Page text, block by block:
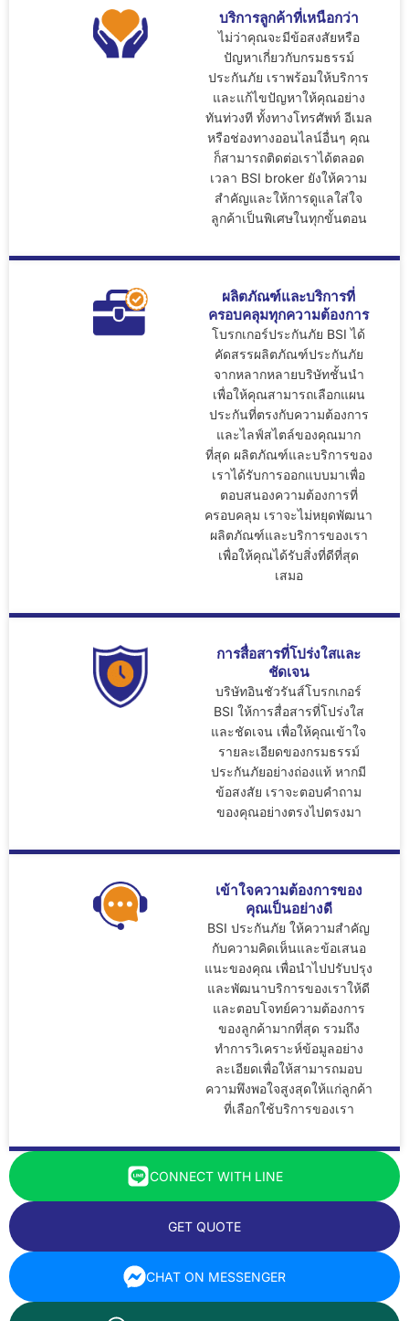
บริการลูกค้าที่เหนือกว่า
ไม่ว่าคุณจะมีข้อสงสัยหรือ
ปัญหาเกี่ยวกับกรมธรรม์
ประกันภัย เราพร้อมให้บริการ
และแก้ไขปัญหาให้คุณอย่าง
ทันท่วงที ทั้งทางโทรศัพท์ อีเมล
หรือช่องทางออนไลน์อื่นๆ คุณ
ก็สามารถติดต่อเราได้ตลอด
เวลา BSI broker ยังให้ความ
สำคัญและให้การดูแลใส่ใจ
ลูกค้าเป็นพิเศษในทุกขั้นตอน
ผลิตภัณฑ์และบริการที่
ครอบคลุมทุกความต้องการ
โบรกเกอร์ประกันภัย BSI ได้
คัดสรรผลิตภัณฑ์ประกันภัย
จากหลากหลายบริษัทชั้นนำ
เพื่อให้คุณสามารถเลือกแผน
ประกันที่ตรงกับความต้องการ
และไลฟ์สไตล์ของคุณมาก
ที่สุด ผลิตภัณฑ์และบริการของ
เราได้รับการออกแบบมาเพื่อ
ตอบสนองความต้องการที่
ครอบคลุม เราจะไม่หยุดพัฒนา
ผลิตภัณฑ์และบริการของเรา
เพื่อให้คุณได้รับสิ่งที่ดีที่สุด
เสมอ
การสื่อสารที่โปร่งใสและ
ชัดเจน
บริษัทอินชัวรันส์โบรกเกอร์
BSI ให้การสื่อสารที่โปร่งใส
และชัดเจน เพื่อให้คุณเข้าใจ
รายละเอียดของกรมธรรม์
ประกันภัยอย่างถ่องแท้ หากมี
ข้อสงสัย เราจะตอบคำถาม
ของคุณอย่างตรงไปตรงมา
เข้าใจความต้องการของ
คุณเป็นอย่างดี
BSI ประกันภัย ให้ความสำคัญ
กับความคิดเห็นและข้อเสนอ
แนะของคุณ เพื่อนำไปปรับปรุง
และพัฒนาบริการของเราให้ดี
และตอบโจทย์ความต้องการ
ของลูกค้ามากที่สุด รวมถึง
ทำการวิเคราะห์ข้อมูลอย่าง
ละเอียดเพื่อให้สามารถมอบ
ความพึงพอใจสูงสุดให้แก่ลูกค้า
ที่เลือกใช้บริการของเรา
CONNECT WITH LINE
GET QUOTE
CHAT ON MESSENGER